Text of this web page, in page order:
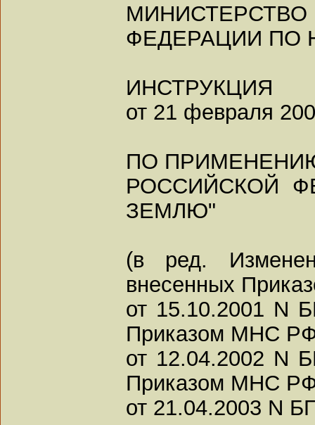
ФЕДЕРАЦИИ ПО
ИНСТРУКЦИЯ
от 21 февраля
ПО
РОССИЙСКОЙ
ЗЕМЛЮ"
(в ред.
внесенных
от 15.10.2001 N
Приказом МНС
от 12.04.2002 N
Приказом МНС
от 21.04.2003 N